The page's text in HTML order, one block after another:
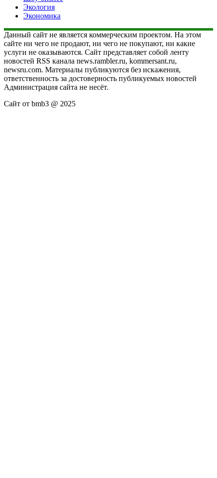
Экология
Экономика
Данный сайт не является коммерческим проектом. На этом
сайте ни чего не продают, ни чего не покупают, ни какие
услуги не оказываются. Сайт представляет собой ленту
новостей RSS канала news.rambler.ru, kommersant.ru,
newsru.com. Материалы публикуются без искажения,
ответственность за достоверность публикуемых новостей
Администрация сайта не несёт.
Сайт от bmb3 @ 2025